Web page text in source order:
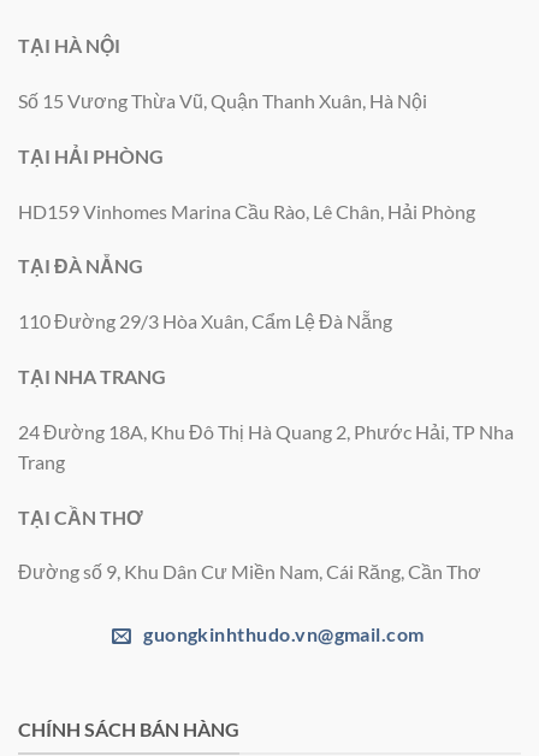
TẠI HÀ NỘI
Số 15 Vương Thừa Vũ, Quận Thanh Xuân, Hà Nội
TẠI HẢI PHÒNG
HD159 Vinhomes Marina Cầu Rào, Lê Chân, Hải Phòng
TẠI ĐÀ NẴNG
110 Đường 29/3 Hòa Xuân, Cẩm Lệ Đà Nẵng
TẠI NHA TRANG
24 Đường 18A, Khu Đô Thị Hà Quang 2, Phước Hải, TP Nha
Trang
TẠI CẦN THƠ
Đường số 9, Khu Dân Cư Miền Nam, Cái Răng, Cần Thơ
guongkinhthudo.vn@gmail.com
CHÍNH SÁCH BÁN HÀNG